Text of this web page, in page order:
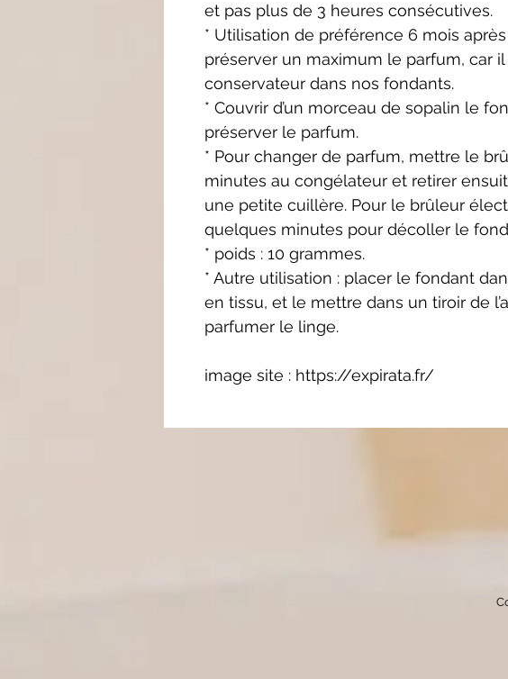
et pas plus de 3 heures consécutives.
* Utilisation de préférence 6 mois après
préserver un maximum le parfum, car il
conservateur dans nos fondants.
* Couvrir d’un morceau de sopalin le
préserver le parfum.
* Pour changer de parfum, mettre le
minutes au congélateur et retirer
une petite cuillère. Pour le brûleur
quelques minutes pour décoller le
* poids : 10 grammes.
* Autre utilisation : placer le fondant
en tissu, et le mettre dans un tiroir de
parfumer le linge.
image site : https://expirata.fr/